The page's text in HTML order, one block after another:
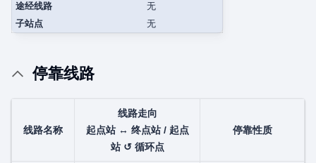
途经线路
无
子站点
无
停靠线路
线路名称
线路走向
起点站 ↔ 终点站 / 起点
站 ↺ 循环点
停靠性质